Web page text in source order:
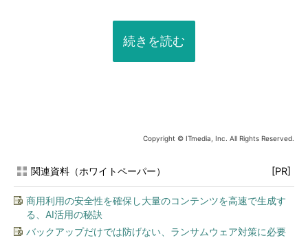
続きを読む
Copyright © ITmedia, Inc. All Rights Reserved.
関連資料（ホワイトペーパー） [PR]
商用利用の安全性を確保し大量のコンテンツを高速で生成す
る、AI活用の秘訣
バックアップだけでは防げない、ランサムウェア対策に必要